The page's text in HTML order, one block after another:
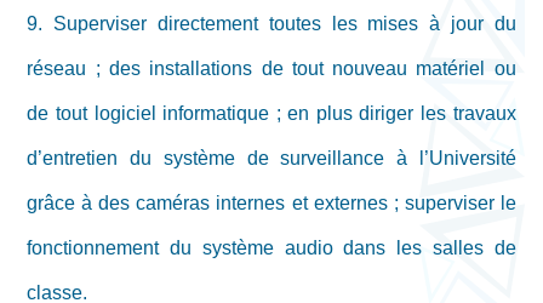
9. Superviser directement toutes les mises à jour du
réseau ; des installations de tout nouveau matériel ou
de tout logiciel informatique ; en plus diriger les travaux
d’entretien du système de surveillance à l’Université
grâce à des caméras internes et externes ; superviser le
fonctionnement du système audio dans les salles de
classe.